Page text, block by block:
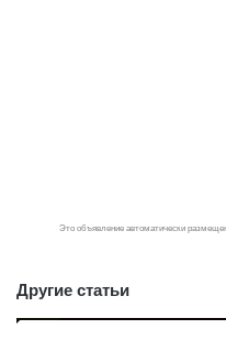
Это объявление автоматически
Другие статьи